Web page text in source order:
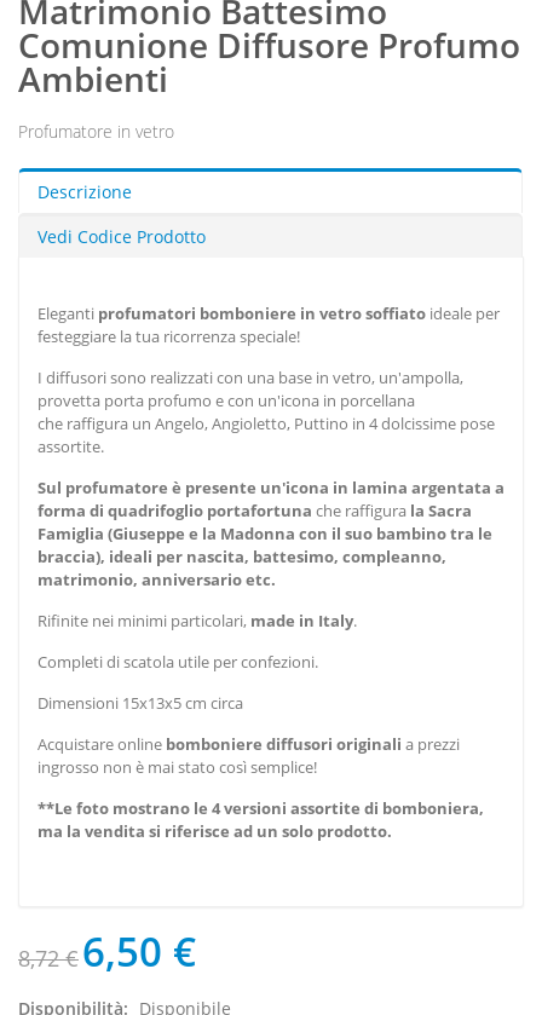
Matrimonio Battesimo
Comunione Diffusore Profumo
Ambienti
Profumatore in vetro
Descrizione
Vedi Codice Prodotto
Eleganti profumatori bomboniere in vetro soffiato ideale per
festeggiare la tua ricorrenza speciale!
I diffusori sono realizzati con una base in vetro, un'ampolla,
provetta porta profumo e con un'icona in porcellana
che raffigura un Angelo, Angioletto, Puttino in 4 dolcissime pose
assortite.
Sul profumatore è presente un'icona in lamina argentata a
forma di quadrifoglio portafortuna che raffigura la Sacra
Famiglia (Giuseppe e la Madonna con il suo bambino tra le
braccia), ideali per nascita, battesimo, compleanno,
matrimonio, anniversario etc.
Rifinite nei minimi particolari, made in Italy.
Completi di scatola utile per confezioni.
Dimensioni 15x13x5 cm circa
Acquistare online bomboniere diffusori originali a prezzi
ingrosso non è mai stato così semplice!
**Le foto mostrano le 4 versioni assortite di bomboniera,
ma la vendita si riferisce ad un solo prodotto.
8,72 €6,50 €
Disponibilità: Disponibile